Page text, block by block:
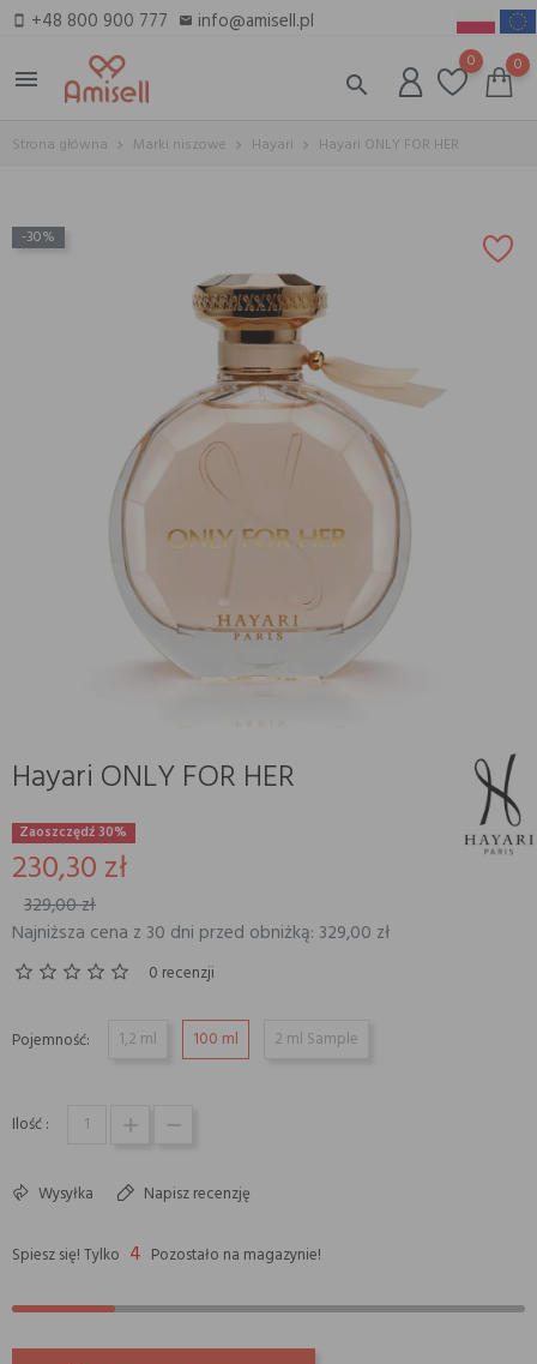
smartphone +48 800 900 777 email info@amisell.pl
menu
search
0 0
Strona główna Marki niszowe Hayari Hayari ONLY FOR HER
-30%
Hayari ONLY FOR HER
Zaoszczędź 30%
230,30 zł
329,00 zł
Najniższa cena z 30 dni przed obniżką: 329,00 zł
0 recenzji
Pojemność: 1,2 ml 100 ml 2 ml Sample
Ilość :
Wysyłka Napisz recenzję
Spiesz się! Tylko 4 Pozostało na magazynie!